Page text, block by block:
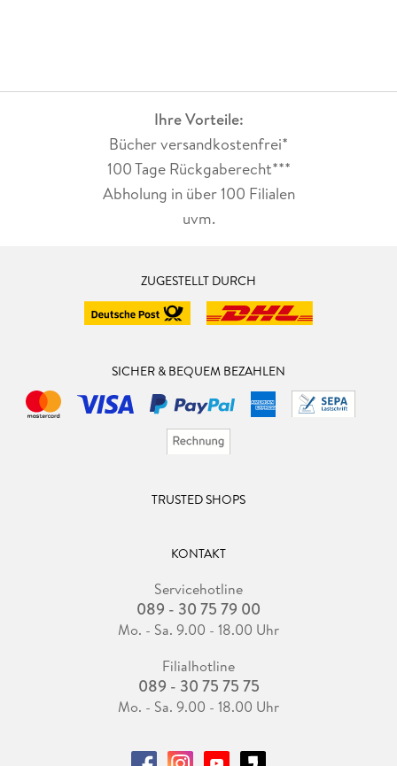
Ihre Vorteile:
Bücher versandkostenfrei*
100 Tage Rückgaberecht***
Abholung in über 100 Filialen
uvm.
ZUGESTELLT DURCH
SICHER & BEQUEM BEZAHLEN
TRUSTED SHOPS
KONTAKT
Servicehotline
089 - 30 75 79 00
Mo. - Sa. 9.00 - 18.00 Uhr
Filialhotline
089 - 30 75 75 75
Mo. - Sa. 9.00 - 18.00 Uhr